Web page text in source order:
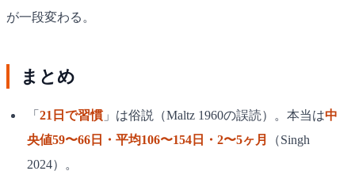
が一段変わる。
まとめ
「 21日で習慣」は俗説（Maltz 1960の誤読）。本当は中
央値59〜66日・平均106〜154日・2〜5ヶ月
（Singh
2024）。